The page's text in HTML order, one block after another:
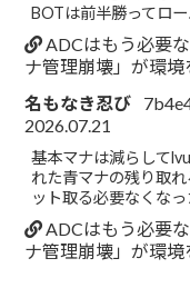
BOTは前半勝ってロ
ADCはもう必要
ナ管理崩壊」が環境
名もなき忍び
2026.07.21
基本マナは減らして
れた青マナの残り取
ット取る必要なくな
ADCはもう必要
ナ管理崩壊」が環境